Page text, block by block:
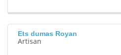
Ets dumas Royan
Artisan